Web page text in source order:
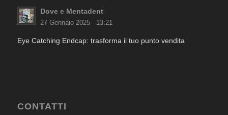
Dove e Mentadent
27 Gennaio 2025 - 13:21
Eye Catching Endcap: trasforma il tuo punto vendita
CONTATTI